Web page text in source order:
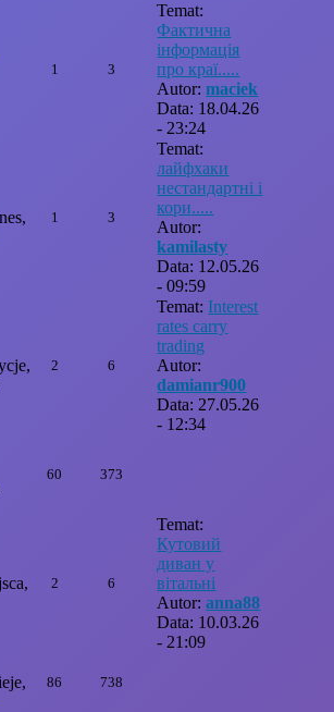
1 3
Temat:
Фактична
інформація
про краї.....
Autor:maciek
Data: 18.04.26
- 23:24
1 3
Temat:
лайфхаки
нестандартні і
кори.....
Autor:
kamilasty
Data: 12.05.26
- 09:59
2 6
Temat: Interest
rates carry
trading
Autor:
damianr900
Data: 27.05.26
- 12:34
60 373
2 6
Temat:
Кутовий
диван у
вітальні
Autor:anna88
Data: 10.03.26
- 21:09
86 738